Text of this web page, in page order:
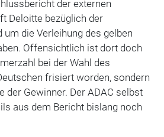
der externen
Deloitte bezüglich der
die Verleihung des gelben
Offensichtlich ist dort doch
bei der Wahl des
frisiert worden, sondern
der Gewinner. Der ADAC selbst
aus dem Bericht bislang noch